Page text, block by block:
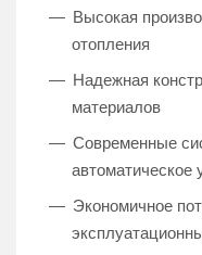
Высокая
отопления
Надежная
материалов
Современные
автоматическое
Экономичное